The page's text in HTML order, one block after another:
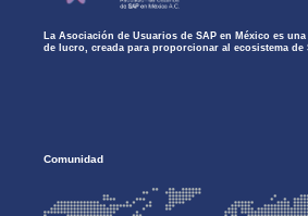
La Asociación de Usuarios de SAP en México es
de lucro, creada para proporcionar al ecosistema de
Comunidad